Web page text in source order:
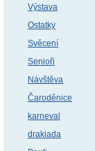
Výstava
Ostatky
Svěcení
Senioři
Návštěva
Čaroděnice
karneval
drakiada